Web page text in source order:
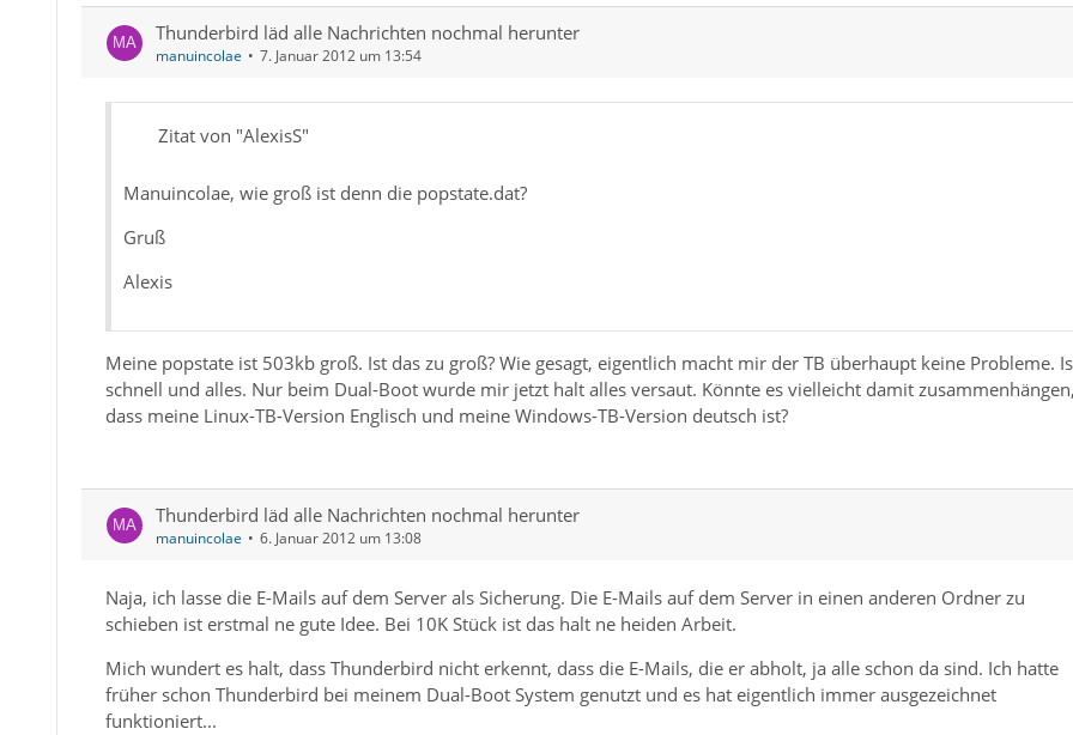
Thunderbird läd alle Nachrichten nochmal herunter
manuincolae 7. Januar 2012 um 13:54
Zitat von "AlexisS"
Manuincolae, wie groß ist denn die popstate.dat?
Gruß
Alexis
Meine popstate ist 503kb groß. Ist das zu groß? Wie gesagt, eigentlich macht mir der TB überhaupt keine Probleme.
schnell und alles. Nur beim Dual-Boot wurde mir jetzt halt alles versaut. Könnte es vielleicht damit
dass meine Linux-TB-Version Englisch und meine Windows-TB-Version deutsch ist?
Thunderbird läd alle Nachrichten nochmal herunter
manuincolae 6. Januar 2012 um 13:08
Naja, ich lasse die E-Mails auf dem Server als Sicherung. Die E-Mails auf dem Server in einen anderen Ordner zu
schieben ist erstmal ne gute Idee. Bei 10K Stück ist das halt ne heiden Arbeit.
Mich wundert es halt, dass Thunderbird nicht erkennt, dass die E-Mails, die er abholt, ja alle schon da sind. Ich hatte
früher schon Thunderbird bei meinem Dual-Boot System genutzt und es hat eigentlich immer ausgezeichnet
funktioniert...